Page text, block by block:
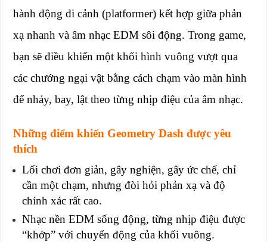
hành động đi cảnh (platformer) kết hợp giữa phản
xạ nhanh và âm nhạc EDM sôi động. Trong game,
bạn sẽ điều khiển một khối hình vuông vượt qua
các chướng ngại vật bằng cách chạm vào màn hình
để nhảy, bay, lật theo từng nhịp điệu của âm nhạc.
Những điểm khiến Geometry Dash được yêu
thích
Lối chơi đơn giản, gây nghiện, gây ức chế, chỉ
cần một chạm, nhưng đòi hỏi phản xạ và độ
chính xác rất cao.
Nhạc nền EDM sống động, từng nhịp điệu được
“khớp” với chuyển động của khối vuông.